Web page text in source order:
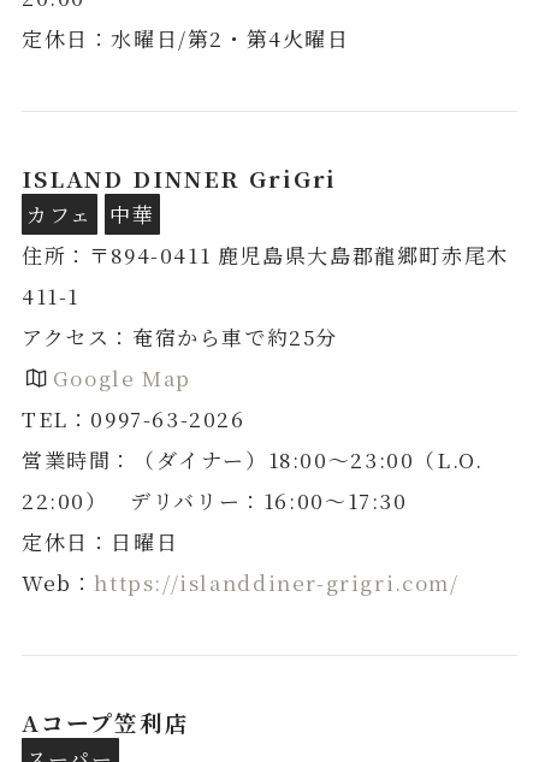
定休日：水曜日/第2・第4火曜日
ISLAND DINNER GriGri
カフェ
中華
住所：〒894-0411 鹿児島県大島郡龍郷町赤尾木
411-1
アクセス：奄宿から車で約25分
Google Map
TEL：0997-63-2026
営業時間：（ダイナー）18:00～23:00（L.O.
22:00） デリバリー：16:00～17:30
定休日：日曜日
Web：https://islanddiner-grigri.com/
Aコープ笠利店